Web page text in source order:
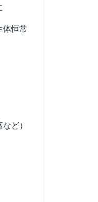
体恒常
ど）